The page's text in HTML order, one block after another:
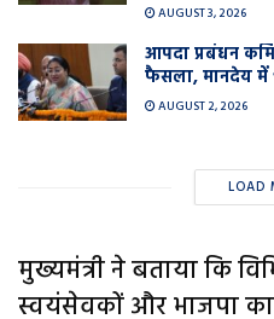
AUGUST 3, 2026
आपदा प्रबंधन
फैसला, मानदेय में
AUGUST 2, 2026
LOAD
मुख्यमंत्री ने बताया कि
स्वयंसेवकों और भाजपा